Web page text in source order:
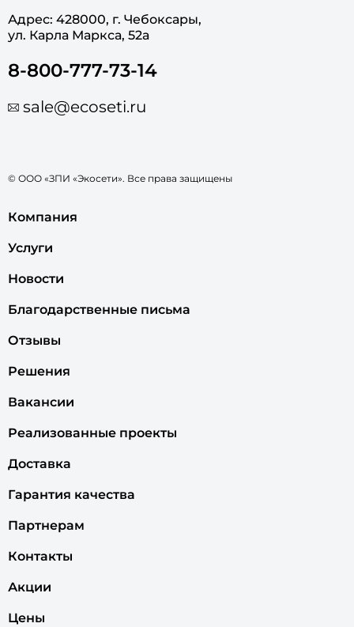
Адрес: 428000, г. Чебоксары,
ул. Карла Маркса, 52а
8-800-777-73-14
sale@ecoseti.ru
© ООО «ЗПИ «Экосети». Все права защищены
Компания
Услуги
Новости
Благодарственные письма
Отзывы
Решения
Вакансии
Реализованные проекты
Доставка
Гарантия качества
Партнерам
Контакты
Акции
Цены